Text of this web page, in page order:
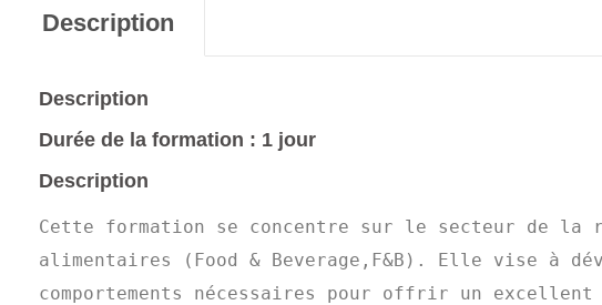
Description
Description
Durée de la formation : 1 jour
Description
Cette formation se concentre sur le secteur de la
alimentaires (Food & Beverage,F&B). Elle vise à
comportements nécessaires pour offrir un